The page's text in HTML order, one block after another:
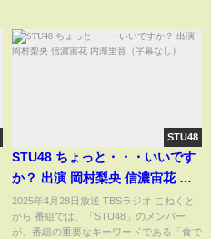
STU48
STU48 ちょっと・・・いいです
か？ 出演 岡村梨央 信濃宙花 内
海里音（字幕なし）
2025年4月28日放送 TBSラジオ こねくと
から 番組では、「STU48」のメンバー
が、番組の重要なキーワードである「食で